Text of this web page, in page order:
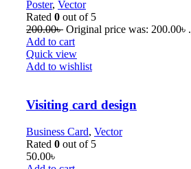
Poster, Vector
Rated 0 out of 5
200.00৳ Original price was: 200.00৳ .
Add to cart
Quick view
Add to wishlist
Visiting card design
Business Card, Vector
Rated 0 out of 5
50.00৳